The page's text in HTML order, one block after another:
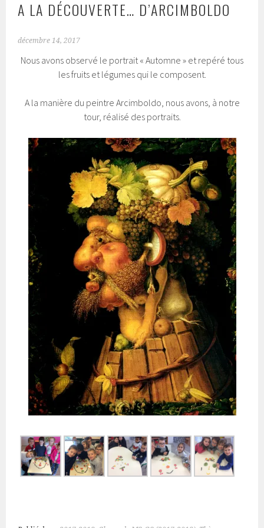
A LA DÉCOUVERTE… D’ARCIMBOLDO
décembre 14, 2017
Nous avons observé le portrait « Automne » et repéré tous
les fruits et légumes qui le composent.
A la manière du peintre Arcimboldo, nous avons, à notre
tour, réalisé des portraits.